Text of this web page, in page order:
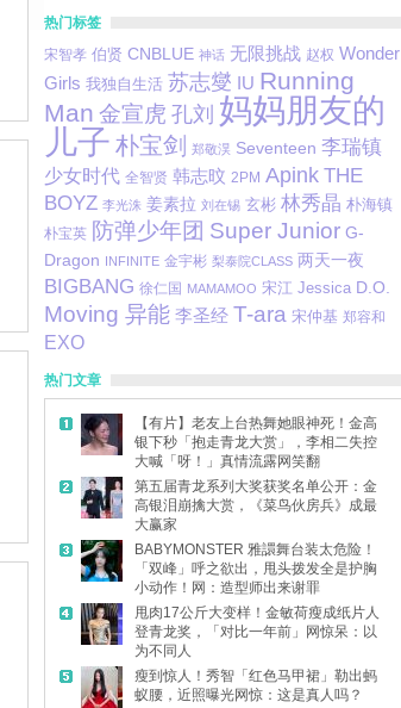
热门标签
宋智孝 伯贤 CNBLUE 神话 无限挑战 赵权 Wonder
Girls 我独自生活 苏志燮 IU Running
Man 金宣虎 孔刘 妈妈朋友的
儿子 朴宝剑 郑敬淏 Seventeen 李瑞镇
少女时代 全智贤 韩志旼 2PM Apink THE
BOYZ 李光洙 姜素拉 刘在锡 玄彬 林秀晶 朴海镇
朴宝英 防弹少年团 Super Junior G-
Dragon INFINITE 金宇彬 梨泰院CLASS 两天一夜
BIGBANG 徐仁国 MAMAMOO 宋江 Jessica D.O.
Moving 异能 李圣经 T-ara 宋仲基 郑容和
EXO
热门文章
【有片】老友上台热舞她眼神死！金高
银下秒「抱走青龙大赏」，李相二失控
大喊「呀！」真情流露网笑翻
第五届青龙系列大奖获奖名单公开：金
高银泪崩擒大赏，《菜鸟伙房兵》成最
大赢家
BABYMONSTER 雅譞舞台装太危险！
「双峰」呼之欲出，甩头拨发全是护胸
小动作！网：造型师出来谢罪
甩肉17公斤大变样！金敏荷瘦成纸片人
登青龙奖，「对比一年前」网惊呆：以
为不同人
瘦到惊人！秀智「红色马甲裙」勒出蚂
蚁腰，近照曝光网惊：这是真人吗？